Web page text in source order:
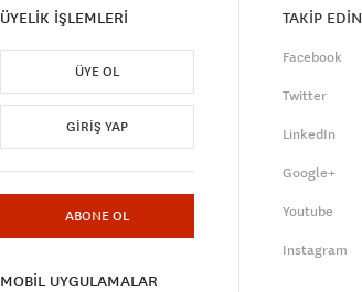
ÜYELİK İŞLEMLERİ
ÜYE OL
GIRIŞ YAP
ABONE OL
MOBİL UYGULAMALAR
TAKİP EDİN
Facebook
Twitter
LinkedIn
Google+
Youtube
Instagram